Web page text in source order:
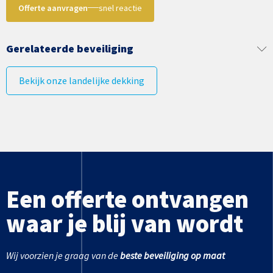
Offerte aanvragen snel reactie
Gerelateerde beveiliging
Bekijk onze landelijke dekking
Een offerte ontvangen
waar je blij van wordt
Wij voorzien je graag van debeste beveiliging op maat